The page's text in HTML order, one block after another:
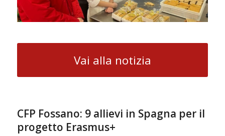
Vai alla notizia
CFP Fossano: 9 allievi in Spagna per il
progetto Erasmus+